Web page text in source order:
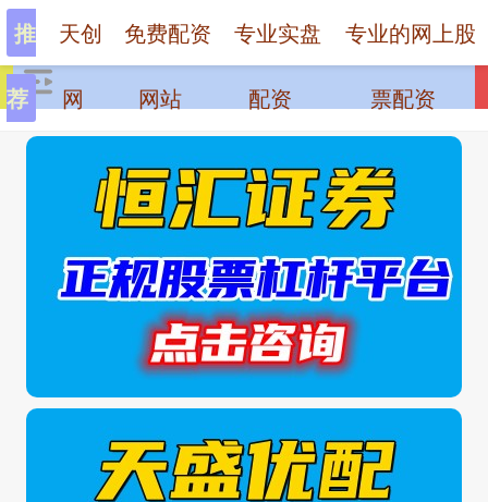
推
荐
天创
网
免费配资
网站
专业实盘
配资
专业的网上股
票配资